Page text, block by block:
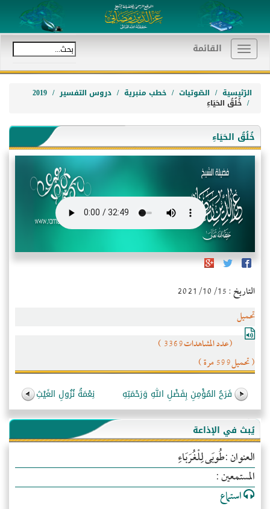
Toggle
navigation
القائمة
الرّئيسية الصّوتيات خطب منبرية دروس التفسير 2019
خُلُقُ الحَيَاءِ
خُلُقُ الحَيَاءِ
التاريخ : 2021/10/15
تحميل
(عدد المشاهدات3369 )
( تحميل599 مرة )
فَرَحُ المُؤْمِنِ بِفَضْلِ اللهِ وَرَحْمَتِهِ نِعْمَةُ نُزُولِ الغَيْثِ
يُبث في الإذاعة
العنوان :طُوبَى لِلْغُرَبَاءِ
المستمعين :
استماع